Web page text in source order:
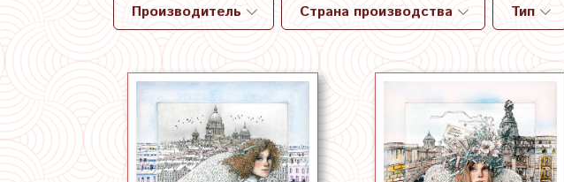
Производитель Страна производства Тип